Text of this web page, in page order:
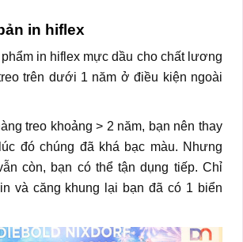
in hiflex
in hiflex mực dầu cho chất lương
trên dưới 1 năm ở điều kiện ngoài
treo khoảng > 2 năm, bạn nên thay
đó chúng đã khá bạc màu. Nhưng
còn, bạn có thể tận dụng tiếp. Chỉ
và căng khung lại bạn đã có 1 biển